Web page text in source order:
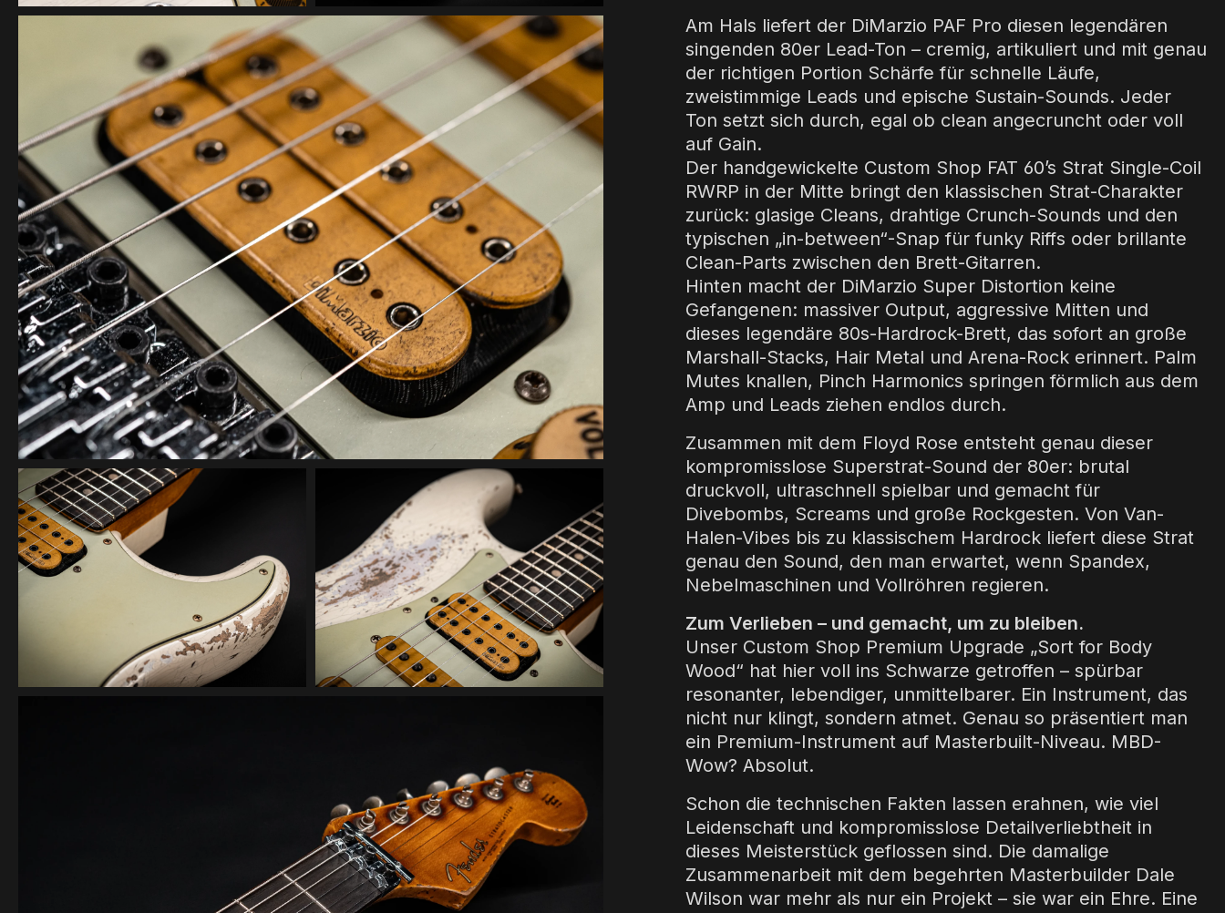
Am Hals liefert der DiMarzio PAF Pro diesen legendären
singenden 80er Lead-Ton – cremig, artikuliert und mit genau
der richtigen Portion Schärfe für schnelle Läufe,
zweistimmige Leads und epische Sustain-Sounds. Jeder
Ton setzt sich durch, egal ob clean angecruncht oder voll
auf Gain.
Der handgewickelte Custom Shop FAT 60’s Strat Single-Coil
RWRP in der Mitte bringt den klassischen Strat-Charakter
zurück: glasige Cleans, drahtige Crunch-Sounds und den
typischen „in-between“-Snap für funky Riffs oder brillante
Clean-Parts zwischen den Brett-Gitarren.
Hinten macht der DiMarzio Super Distortion keine
Gefangenen: massiver Output, aggressive Mitten und
dieses legendäre 80s-Hardrock-Brett, das sofort an große
Marshall-Stacks, Hair Metal und Arena-Rock erinnert. Palm
Mutes knallen, Pinch Harmonics springen förmlich aus dem
Amp und Leads ziehen endlos durch.
Zusammen mit dem Floyd Rose entsteht genau dieser
kompromisslose Superstrat-Sound der 80er: brutal
druckvoll, ultraschnell spielbar und gemacht für
Divebombs, Screams und große Rockgesten. Von Van-
Halen-Vibes bis zu klassischem Hardrock liefert diese Strat
genau den Sound, den man erwartet, wenn Spandex,
Nebelmaschinen und Vollröhren regieren.
Zum Verlieben – und gemacht, um zu bleiben.
Unser Custom Shop Premium Upgrade „Sort for Body
Wood“ hat hier voll ins Schwarze getroffen – spürbar
resonanter, lebendiger, unmittelbarer. Ein Instrument, das
nicht nur klingt, sondern atmet. Genau so präsentiert man
ein Premium-Instrument auf Masterbuilt-Niveau. MBD-
Wow? Absolut.
Schon die technischen Fakten lassen erahnen, wie viel
Leidenschaft und kompromisslose Detailverliebtheit in
dieses Meisterstück geflossen sind. Die damalige
Zusammenarbeit mit dem begehrten Masterbuilder Dale
Wilson war mehr als nur ein Projekt – sie war ein Ehre. Eine